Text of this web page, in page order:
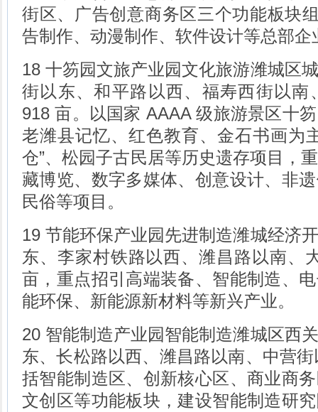
街区、广告创意商务区三个功能板块
告制作、动漫制作、软件设计等总部企
18 十笏园文旅产业园文化旅游潍城区
街以东、和平路以西、福寿西街以南
918 亩。以国家 AAAA 级旅游景区十
老潍县记忆、红色教育、金石书画为
仓”、松园子古民居等历史遗存项目，
藏博览、数字多媒体、创意设计、非
民俗等项目。
19 节能环保产业园先进制造潍城经济
东、李家村铁路以西、潍昌路以南、
亩，重点招引高端装备、智能制造、
能环保、新能源新材料等新兴产业。
20 智能制造产业园智能制造潍城区西
东、长松路以西、潍昌路以南、中营
括智能制造区、创新核心区、商业商
文创区等功能板块，建设智能制造研